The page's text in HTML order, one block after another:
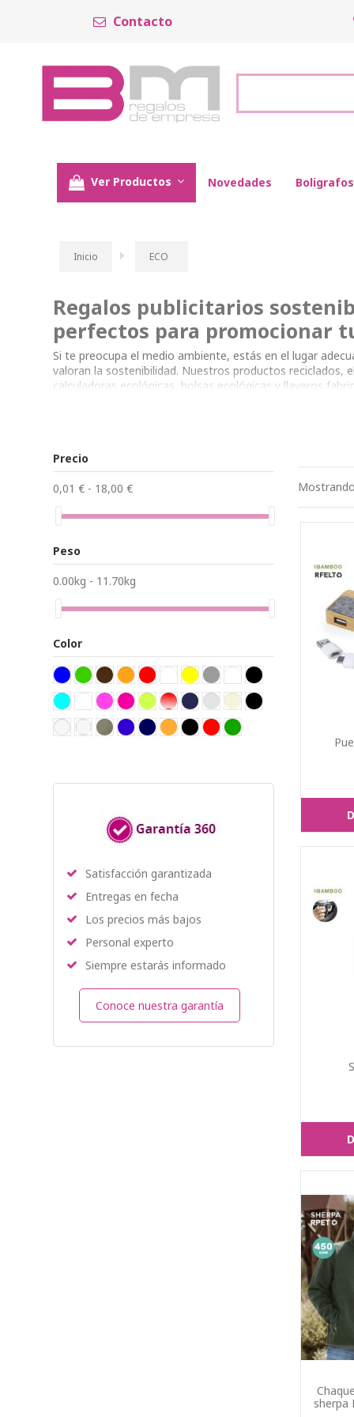
Contacto
Ver Productos Novedades Boligrafos
Inicio ECO
Regalos publicitarios
perfectos para promocionar
Si te preocupa el medio ambiente, estás en el lugar
valoran la sostenibilidad. Nuestros productos reciclados,
calculadoras ecológicas, bolsas ecológicas y llaveros
sherpa
Precio
0,01 € - 18,00 €
Peso
0.00kg - 11.70kg
Color
Satisfacción garantizada
Entregas en fecha
Los precios más bajos
Personal experto
Siempre estarás informado
Conoce nuestra garantía